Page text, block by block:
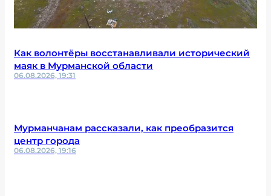
Как волонтёры восстанавливали исторический
маяк в Мурманской области
06.08.2026, 19:31
Мурманчанам рассказали, как преобразится
центр города
06.08.2026, 19:16